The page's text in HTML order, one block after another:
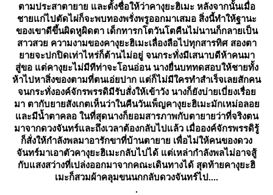
ตามประสาตายาย และตั้งชื่อให้ว่าคางุยะฮิเมะ หลังจากนั้นเมื่อ
ชายแก่ไปตัดไผ่ก็จะพบทองพรั่งพรูออกมาเสมอ สิ่งนี้ทำให้ฐานะ
ของเขาดีขึ้นผิดหูผิดตา เด็กทารกโตวันโตคืนไม่นานก็กลายเป็น
สาวสว ความงามของคางุยะฮิเมะเลื่องลือไปทุกสารทิศ สองตา
ายจะปกปิดเท่าไหร่ก็ต้านไม่อยู่ จนกระทั่งมีเสนาบดีห้าคนมา
สู่ขอ แต่คางุยะไม่มีทีท่าจะโอนอ่อน นางยื่นบททดสอบให้ชายทั้ง
ห้าไปหาสิ่งของตามที่ตนเอ่ยปาก แต่ก็ไม่มีใครทำสำเร็จเลยสักคน
จนกระทั่งองค์จักรพรรดิมีรับสั่งให้เข้าวัง นางก็ยังบ่ายเบี่ยงเรื่อ
มา ตากับยายสังเกตเห็นว่าในคืนวันเพ็ญคางุยะฮิเมะมักเหม่อลอ
ละมีน้ำตาคลอ ในที่สุดนางก็ยอมสารภาพกับตายายว่าที่จริงตน
มาจากดวงจันทร์และถึงเวลาต้องกลับไปแล้ว เมื่อองค์จักรพรรดิรู้
ก็สั่งให้กำลังพลมาอารักขาที่บ้านตายาย เพื่อไม่ให้คนของดวง
จันทร์มาเอาตัวคางุยะฮิเมะกลับไปได้ แต่เหล่ากำลังพลไม่อาจสู้
กับแสงสว่างที่เปล่งออกมาจากคณะเดินทางได้ สุดท้ายคางุยะฮิ
เมะก็สวมผ้าคลุมขนนกกลับดวงจันทร์ไป....
.